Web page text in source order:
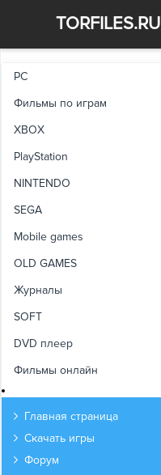
TORFILES.RU
PC
Фильмы по играм
XBOX
PlayStation
NINTENDO
SEGA
Mobile games
OLD GAMES
Журналы
SOFT
DVD плеер
Фильмы онлайн
Главная страница
Скачать игры
Форум